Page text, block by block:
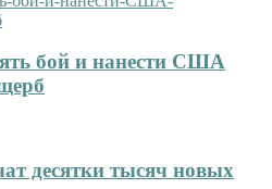
бой и нанести США
десятки тысяч новых